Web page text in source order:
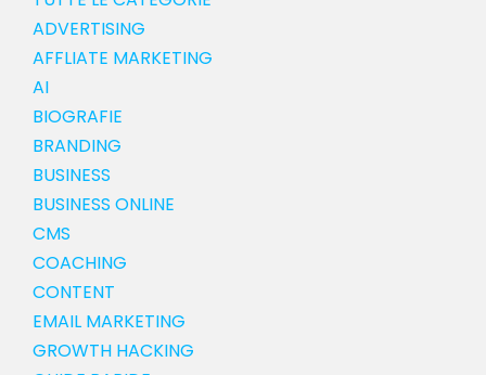
ADVERTISING
AFFLIATE MARKETING
AI
BIOGRAFIE
BRANDING
BUSINESS
BUSINESS ONLINE
CMS
COACHING
CONTENT
EMAIL MARKETING
GROWTH HACKING